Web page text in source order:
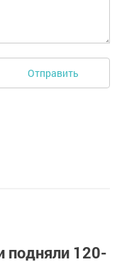
Отправить
подняли 120-